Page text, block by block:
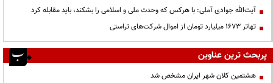
آیت‌الله جوادی آملی: با هرکس که وحدت ملی و اسلامی را بشکند، باید مقابله کرد
تهاتر ۱۶۷۳ میلیارد تومان از اموال شرکت‌های تراستی
پربحث ترین عناوین
هشتمین کلان شهر ایران مشخص شد